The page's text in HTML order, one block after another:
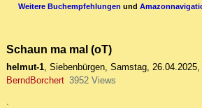
Weitere Buchempfehlungen und
Schaun ma mal (oT)
helmut-1, Siebenbürgen, Samstag, 26.04.2025,
BerndBorchert 3952 Views
.